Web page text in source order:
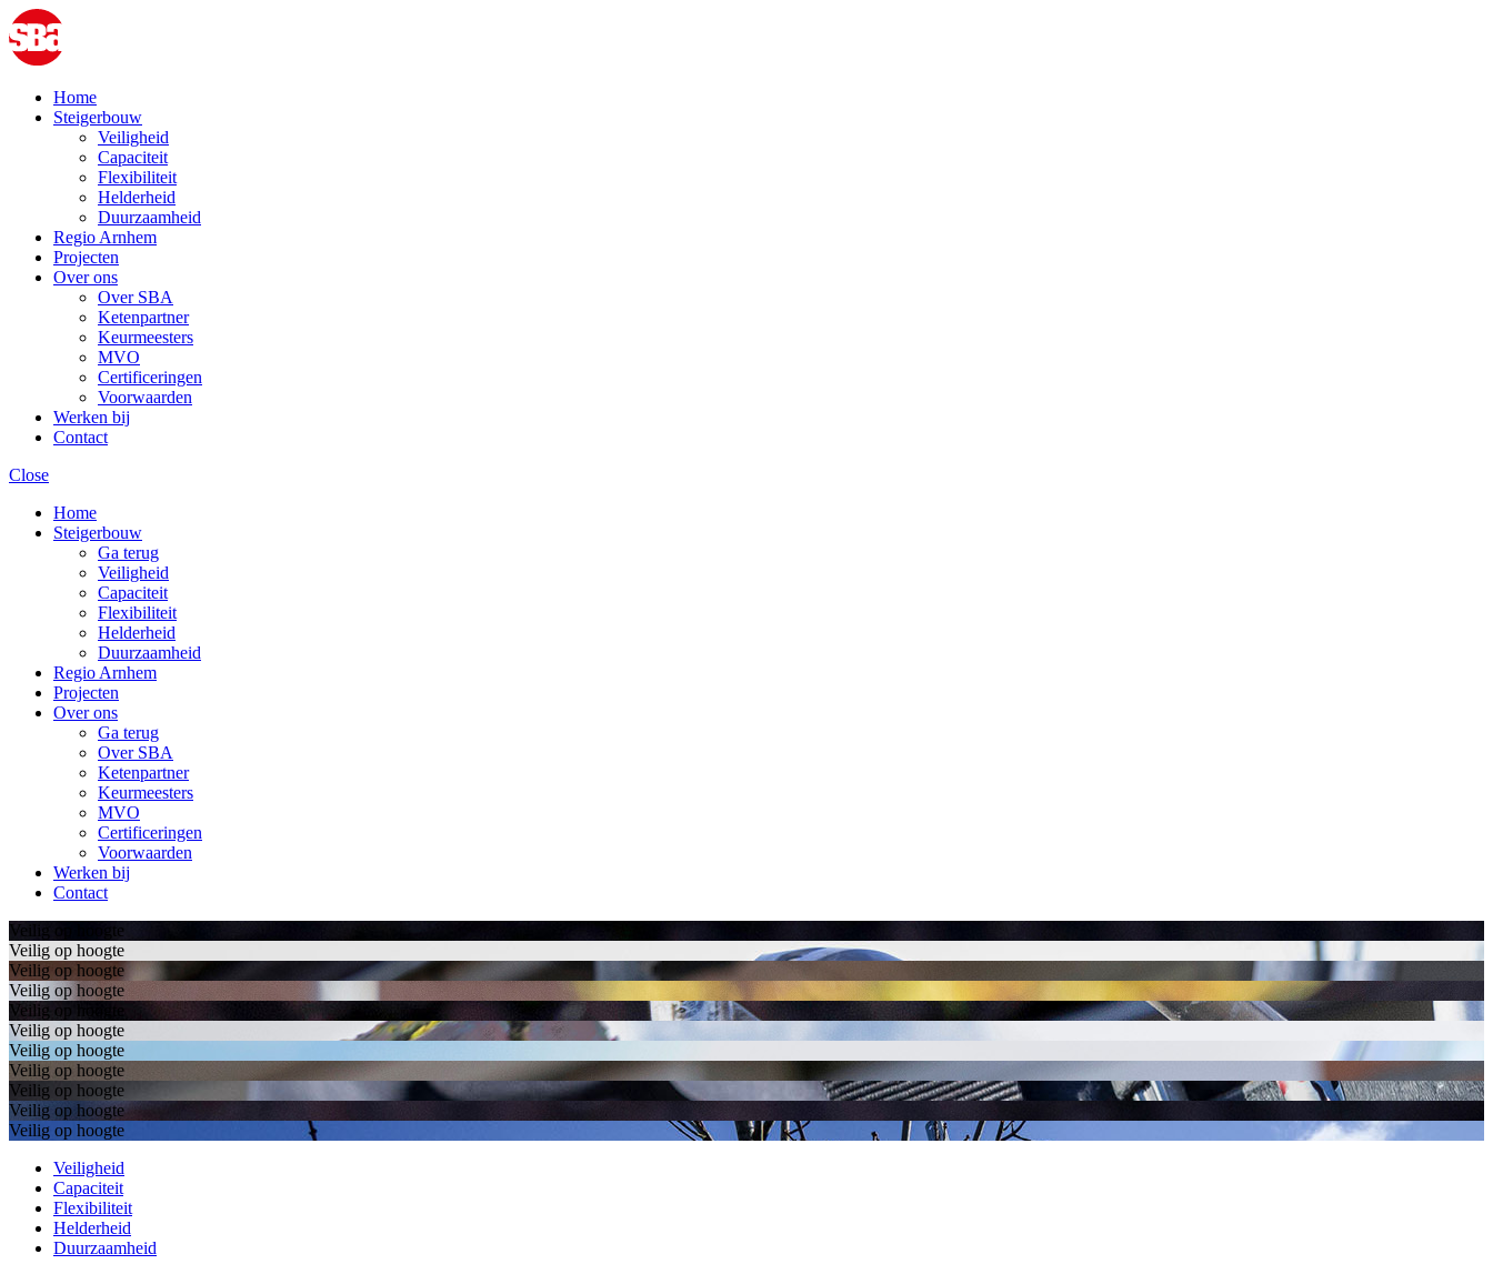
Home
Steigerbouw
Veiligheid
Capaciteit
Flexibiliteit
Helderheid
Duurzaamheid
Regio Arnhem
Projecten
Over ons
Over SBA
Ketenpartner
Keurmeesters
MVO
Certificeringen
Voorwaarden
Werken bij
Contact
Close
Home
Steigerbouw
Ga terug
Veiligheid
Capaciteit
Flexibiliteit
Helderheid
Duurzaamheid
Regio Arnhem
Projecten
Over ons
Ga terug
Over SBA
Ketenpartner
Keurmeesters
MVO
Certificeringen
Voorwaarden
Werken bij
Contact
Veilig op hoogte
Veilig op hoogte
Veilig op hoogte
Veilig op hoogte
Veilig op hoogte
Veilig op hoogte
Veilig op hoogte
Veilig op hoogte
Veilig op hoogte
Veilig op hoogte
Veilig op hoogte
Veiligheid
Capaciteit
Flexibiliteit
Helderheid
Duurzaamheid